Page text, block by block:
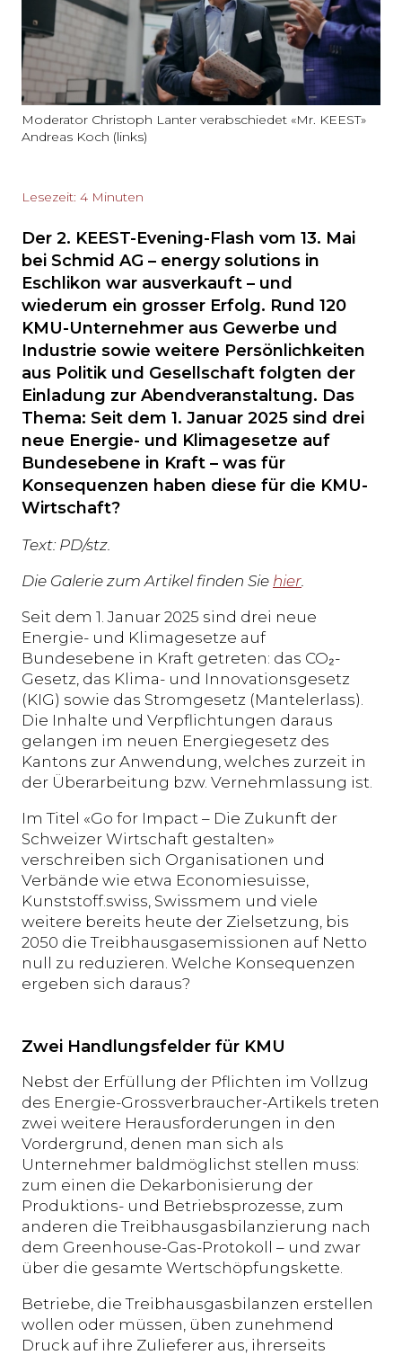
Moderator Christoph Lanter verabschiedet «Mr. KEEST»
Andreas Koch (links)
Lesezeit: 4 Minuten
Der 2. KEEST-Evening-Flash vom 13. Mai
bei Schmid AG – energy solutions in
Eschlikon war ausverkauft – und
wiederum ein grosser Erfolg. Rund 120
KMU-Unternehmer aus Gewerbe und
Industrie sowie weitere Persönlichkeiten
aus Politik und Gesellschaft folgten der
Einladung zur Abendveranstaltung. Das
Thema: Seit dem 1. Januar 2025 sind drei
neue Energie- und Klimagesetze auf
Bundesebene in Kraft – was für
Konsequenzen haben diese für die KMU-
Wirtschaft?
Text: PD/stz.
Die Galerie zum Artikel finden Sie hier
Seit dem 1. Januar 2025 sind drei neue
Energie- und Klimagesetze auf
Bundesebene in Kraft getreten: das CO₂-
Gesetz, das Klima- und Innovationsgesetz
(KIG) sowie das Stromgesetz (Mantelerlass).
Die Inhalte und Verpflichtungen daraus
gelangen im neuen Energiegesetz des
Kantons zur Anwendung, welches zurzeit in
der Überarbeitung bzw. Vernehmlassung ist.
Im Titel «Go for Impact – Die Zukunft der
Schweizer Wirtschaft gestalten»
verschreiben sich Organisationen und
Verbände wie etwa Economiesuisse,
Kunststoff.swiss, Swissmem und viele
weitere bereits heute der Zielsetzung, bis
2050 die Treibhausgasemissionen auf Netto
null zu reduzieren. Welche Konsequenzen
ergeben sich daraus?
Zwei Handlungsfelder für KMU
Nebst der Erfüllung der Pflichten im Vollzug
des Energie-Grossverbraucher-Artikels treten
zwei weitere Herausforderungen in den
Vordergrund, denen man sich als
Unternehmer baldmöglichst stellen muss:
zum einen die Dekarbonisierung der
Produktions- und Betriebsprozesse, zum
anderen die Treibhausgasbilanzierung nach
dem Greenhouse-Gas-Protokoll – und zwar
über die gesamte Wertschöpfungskette.
Betriebe, die Treibhausgasbilanzen erstellen
wollen oder müssen, üben zunehmend
Druck auf ihre Zulieferer aus, ihrerseits